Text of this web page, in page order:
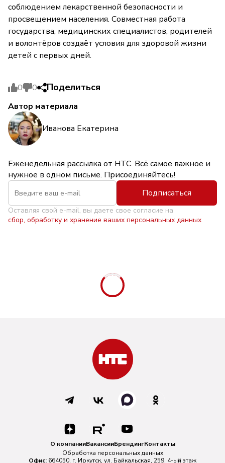
соблюдением лекарственной безопасности и
просвещением населения. Совместная работа
государства, медицинских специалистов, родителей
и волонтёров создаёт условия для здоровой жизни
детей с первых дней.
0 0 Поделиться
Автор материала
Иванова Екатерина
Еженедельная рассылка от НТС. Всё самое важное и
нужное в одном письме. Присоединяйтесь!
Подписаться
Оставляя свой e-mail, вы даете свое согласие на
сбор, обработку и хранение ваших персональных данных
ВакансииБрендинг
664050, г. Иркутск, ул. Байкальская, 259, 4-ый этаж
(3952) 792-401
office@nts-tv.ru
rnews@nts-tv.ru
Реклама:
(3952) 792-400
При любом использовании материалов ссылка на
обязательна. На сайте nts-tv.ru размещаются в том числе материалы